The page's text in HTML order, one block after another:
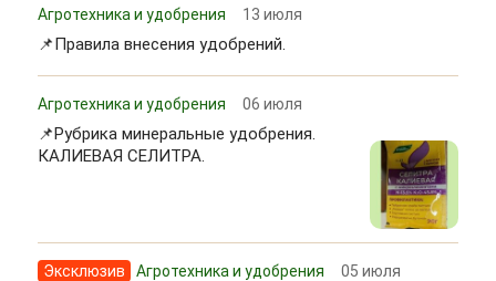
Агротехника и удобрения 13 июля
📌Правила внесения удобрений.
Агротехника и удобрения 06 июля
📌Рубрика минеральные удобрения.
КАЛИЕВАЯ СЕЛИТРА.
Эксклюзив Агротехника и удобрения 05 июля